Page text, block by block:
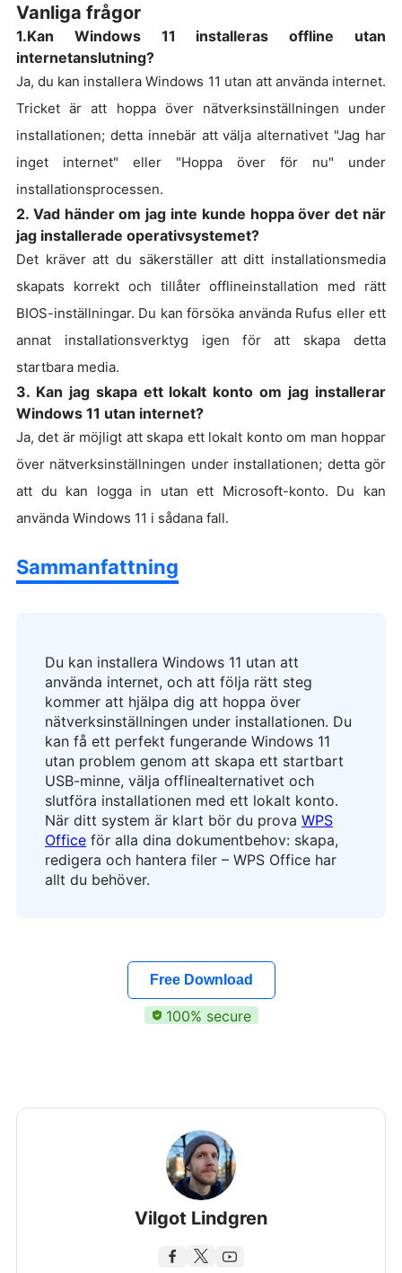
Vanliga frågor
1.Kan Windows 11 installeras offline utan
internetanslutning?
Ja, du kan installera Windows 11 utan att använda internet.
Tricket är att hoppa över nätverksinställningen under
installationen; detta innebär att välja alternativet "Jag har
inget internet" eller "Hoppa över för nu" under
installationsprocessen.
2. Vad händer om jag inte kunde hoppa över det när
jag installerade operativsystemet?
Det kräver att du säkerställer att ditt installationsmedia
skapats korrekt och tillåter offlineinstallation med rätt
BIOS-inställningar. Du kan försöka använda Rufus eller ett
annat installationsverktyg igen för att skapa detta
startbara media.
3. Kan jag skapa ett lokalt konto om jag installerar
Windows 11 utan internet?
Ja, det är möjligt att skapa ett lokalt konto om man hoppar
över nätverksinställningen under installationen; detta gör
att du kan logga in utan ett Microsoft-konto. Du kan
använda Windows 11 i sådana fall.
Sammanfattning
Du kan installera Windows 11 utan att
använda internet, och att följa rätt steg
kommer att hjälpa dig att hoppa över
nätverksinställningen under installationen. Du
kan få ett perfekt fungerande Windows 11
utan problem genom att skapa ett startbart
USB-minne, välja offlinealternativet och
slutföra installationen med ett lokalt konto.
När ditt system är klart bör du prova WPS
Office för alla dina dokumentbehov: skapa,
redigera och hantera filer – WPS Office har
allt du behöver.
Free Download
100% secure
Vilgot Lindgren